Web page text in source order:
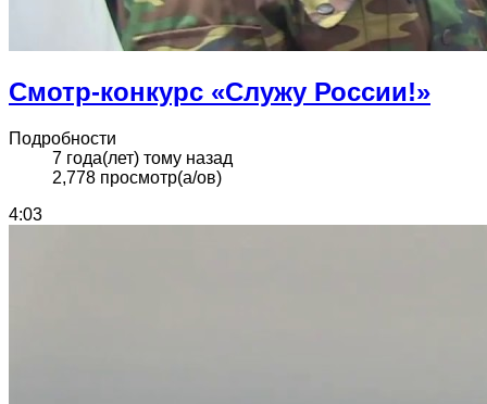
Смотр-конкурс «Служу России!»
Подробности
7 года(лет) тому назад
2,778 просмотр(а/ов)
4:03